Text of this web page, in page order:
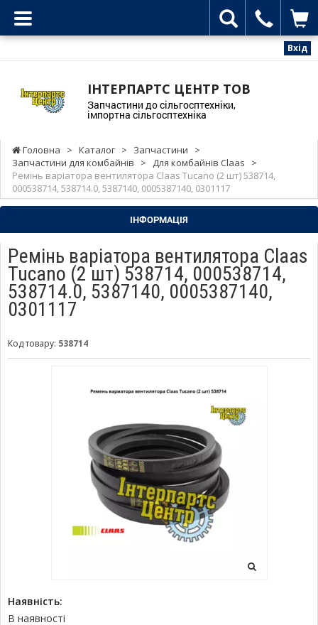
Вхід
ІНТЕРПАРТС ЦЕНТР ТОВ
Запчастини до сільгосптехніки,
імпортна сільгосптехніка
Головна > Каталог > Запчастини
>
Запчастини для комбайнів
> Для комбайнів Claas
>
Ремінь варіатора вентилятора Claas Tucano (2 шт) 538714,
000538714, 538714.0, 5387140, 0005387140, 0301117
ІНФОРМАЦІЯ
Ремінь варіатора вентилятора Claas
Tucano (2 шт) 538714, 000538714,
538714.0, 5387140, 0005387140,
0301117
Код товару: 538714
Наявність:
В наявності